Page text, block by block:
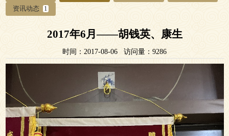
资讯动态
1
2017年6月——胡钱英、康生
时间：2017-08-06 访问量：9286